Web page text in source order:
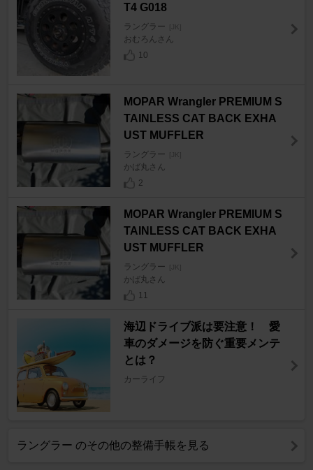
T4 G018
ラングラー [JK]
おむろんさん
10
MOPAR Wrangler PREMIUM S
TAINLESS CAT BACK EXHA
UST MUFFLER
ラングラー [JK]
かば丸さん
2
MOPAR Wrangler PREMIUM S
TAINLESS CAT BACK EXHA
UST MUFFLER
ラングラー [JK]
かば丸さん
11
海辺ドライブ派は要注意！ 愛
車のダメージを防ぐ重要メンテ
とは？
カーライフ
ラングラー のその他の整備手帳を見る